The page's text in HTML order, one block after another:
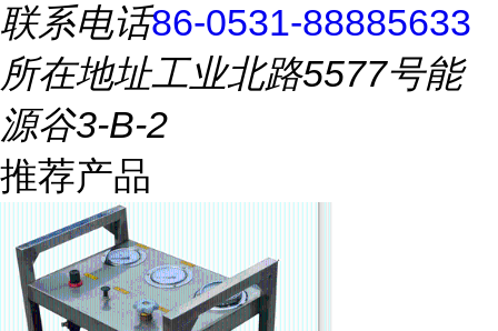
联系电话86-0531-88885633
所在地址工业北路5577号能
源谷3-B-2
推荐产品